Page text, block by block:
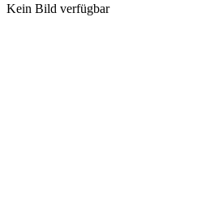
Kein Bild verfügbar